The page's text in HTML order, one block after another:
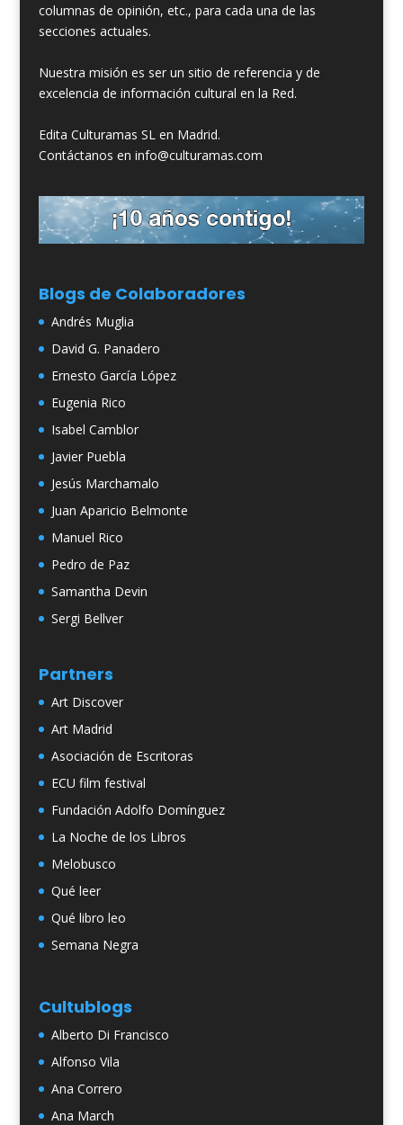
columnas de opinión, etc., para cada una de las
secciones actuales.
Nuestra misión es ser un sitio de referencia y de
excelencia de información cultural en la Red.
Edita Culturamas SL en Madrid.
Contáctanos en info@culturamas.com
Blogs de Colaboradores
Andrés Muglia
David G. Panadero
Ernesto García López
Eugenia Rico
Isabel Camblor
Javier Puebla
Jesús Marchamalo
Juan Aparicio Belmonte
Manuel Rico
Pedro de Paz
Samantha Devin
Sergi Bellver
Partners
Art Discover
Art Madrid
Asociación de Escritoras
ECU film festival
Fundación Adolfo Domínguez
La Noche de los Libros
Melobusco
Qué leer
Qué libro leo
Semana Negra
Cultublogs
Alberto Di Francisco
Alfonso Vila
Ana Correro
Ana March